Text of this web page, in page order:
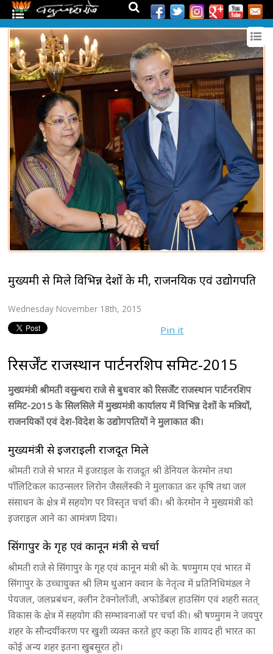
मुख्यमंत्री से मिले विभिन्न देशों के मंत्री, राजनयिक एवं उद्योगपति
Wednesday November 18th, 2015
Pin it
रिसर्जेंट राजस्थान पार्टनरशिप समिट-2015
मुख्यमंत्री श्रीमती वसुन्धरा राजे से बुधवार को रिसर्जेंट राजस्थान पार्टनरशिप
समिट-2015 के सिलसिले में मुख्यमंत्री कार्यालय में विभिन्न देशों के मत्रियों,
राजनयिकों एवं देश-विदेश के उद्योगपतियों ने मुलाकात की।
मुख्यमंत्री से इजराइली राजदूत मिले
श्रीमती राजे से भारत में इजराइल के राजदूत श्री डेनियल केरमोन तथा
पाॅलिटिकल काउन्सलर लिरोन जैसलेंस्की ने मुलाकात कर कृषि तथा जल
संसाधन के क्षेत्र में सहयोग पर विस्तृत चर्चा की। श्री केरमोन ने मुख्यमंत्री को
इजराइल आने का आमंत्रण दिया।
सिंगापुर के गृह एवं कानून मंत्री से चर्चा
श्रीमती राजे से सिंगापुर के गृह एवं कानून मंत्री श्री के. षण्मुगम एवं भारत में
सिंगापुर के उच्चायुक्त श्री लिम थुआन क्वान के नेतृत्व में प्रतिनिधिमंडल ने
पेयजल, जलप्रबंधन, क्लीन टेक्नोलाॅजी, अफोर्डेबल हाउसिंग एवं शहरी सतत्
विकास के क्षेत्र में सहयोग की सम्भावनाओं पर चर्चा की। श्री षण्मुगम ने जयपुर
शहर के सौन्दर्यीकरण पर खुशी व्यक्त करते हुए कहा कि शायद ही भारत का
कोई अन्य शहर इतना खुबसूरत हो।